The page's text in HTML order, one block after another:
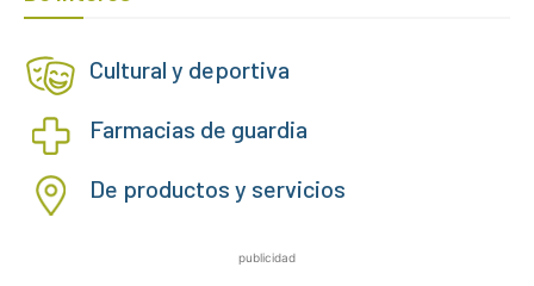
Cultural y deportiva
Farmacias de guardia
De productos y servicios
publicidad